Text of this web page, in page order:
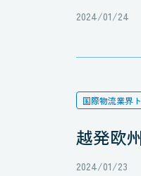
2024/01/24
国際物流業界
越発欧
2024/01/23